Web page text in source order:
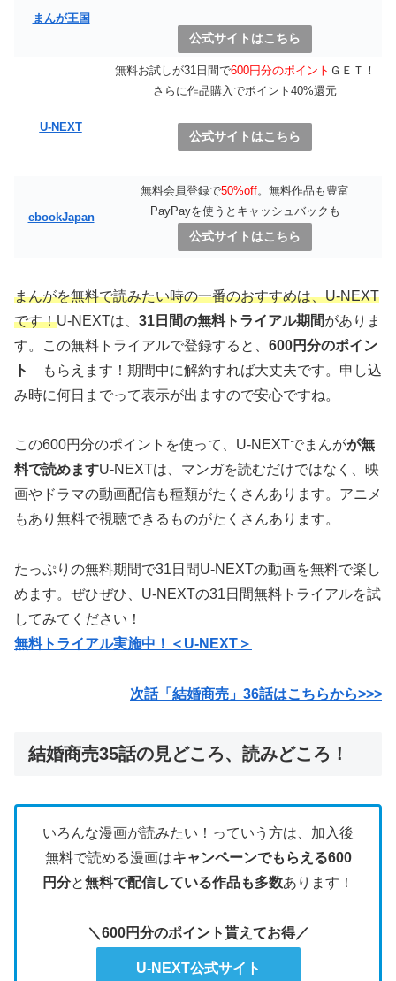
まんが王国
公式サイトはこちら
U-NEXT
無料お試しが31日間で600円分のポイント ＧＥＴ！
さらに作品購入でポイント40%還元
公式サイトはこちら
ebookJapan
無料会員登録で50%off。無料作品も豊富
PayPayを使うとキャッシュバックも
公式サイトはこちら
まんがを無料で読みたい時の一番のおすすめは、U-NEXT
です！U-NEXTは、 31日間の無料トライアル期間がありま
す。この無料トライアルで登録すると、 600円分のポイン
ト
もらえます！期間中に解約すれば大丈夫です。申し込
み時に何日までって表示が出ますので安心ですね。
この600円分のポイントを使って、U-NEXTでまんがが無
料で読めますU-NEXTは、マンガを読むだけではなく、映
画やドラマの動画配信も種類がたくさんあります。アニメ
もあり無料で視聴できるものがたくさんあります。
たっぷりの無料期間で31日間U-NEXTの動画を無料で楽し
めます。ぜひぜひ、U-NEXTの31日間無料トライアルを試
してみてください！
無料トライアル実施中！＜U-NEXT＞
次話「結婚商売」36話はこちらから>>>
結婚商売35話の見どころ、読みどころ！
いろんな漫画が読みたい！っていう方は、加入後
無料で読める漫画はキャンペーンでもらえる600
円分と無料で配信している作品も多数あります！
＼600円分のポイント貰えてお得／
U-NEXT公式サイト